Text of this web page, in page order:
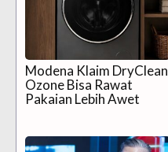
Modena Klaim DryClean
Ozone Bisa Rawat
Pakaian Lebih Awet